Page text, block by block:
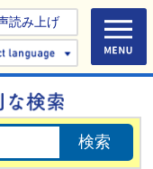
読み上げ
Select